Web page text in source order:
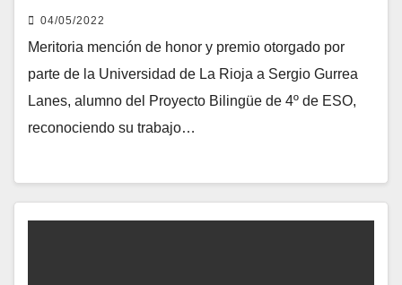
04/05/2022
Meritoria mención de honor y premio otorgado por
parte de la Universidad de La Rioja a Sergio Gurrea
Lanes, alumno del Proyecto Bilingüe de 4º de ESO,
reconociendo su trabajo…